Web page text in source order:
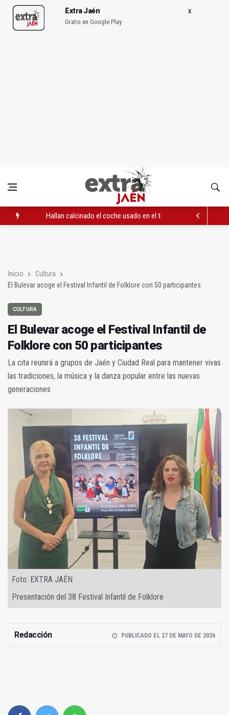
Extra Jaén
Gratis en Google Play
Hallan calcinado el coche usado en el tiroteo entre clanes en
Inicio
Cultura
El Bulevar acoge el Festival Infantil de Folklore con 50 participantes
CULTURA
El Bulevar acoge el Festival Infantil de
Folklore con 50 participantes
La cita reunirá a grupos de Jaén y Ciudad Real para mantener vivas
las tradiciones, la música y la danza popular entre las nuevas
generaciones
Foto: EXTRA JAÉN
Presentación del 38 Festival Infantil de Folklore
Redacción PUBLICADO EL 27 DE MAYO DE 2026